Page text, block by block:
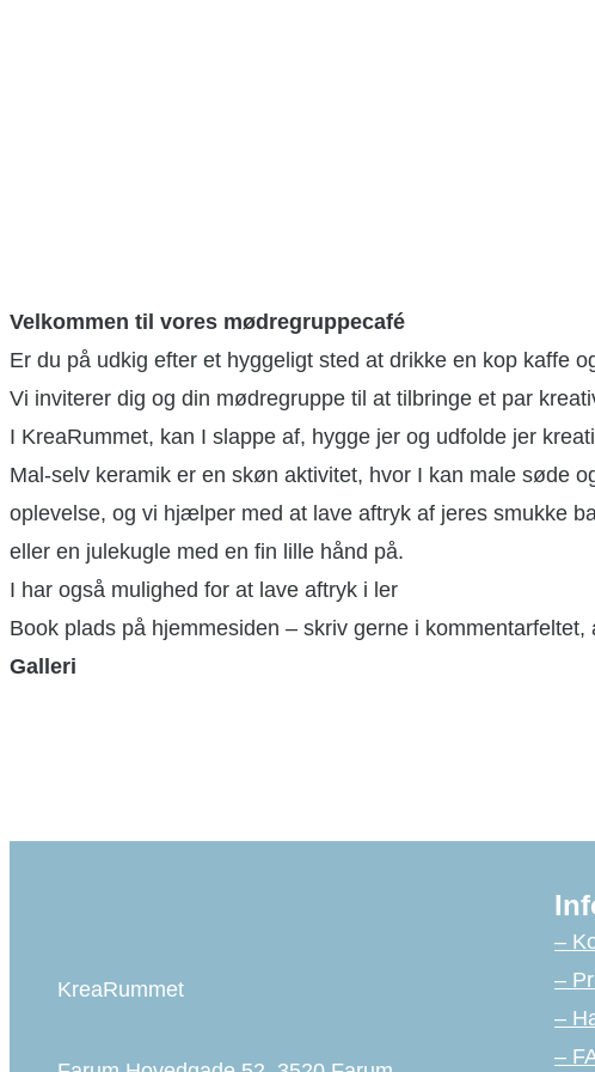
Velkommen til vores mødregruppecafé
Er du på udkig efter et hyggeligt sted at drikke en kop kaffe
Vi inviterer dig og din mødregruppe til at tilbringe et par
I KreaRummet, kan I slappe af, hygge jer og udfolde jer
Mal-selv keramik er en skøn aktivitet, hvor I kan male søde
oplevelse, og vi hjælper med at lave aftryk af jeres smukke
eller en julekugle med en fin lille hånd på.
I har også mulighed for at lave aftryk i ler
Book plads på hjemmesiden – skriv gerne i
Galleri
KreaRummet
–
–
–
–